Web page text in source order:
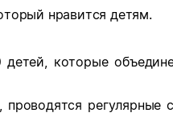
нравится детям.
которые
регулярные